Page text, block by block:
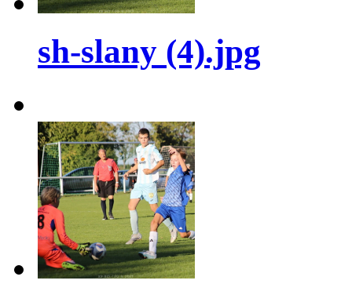
sh-slany (4).jpg